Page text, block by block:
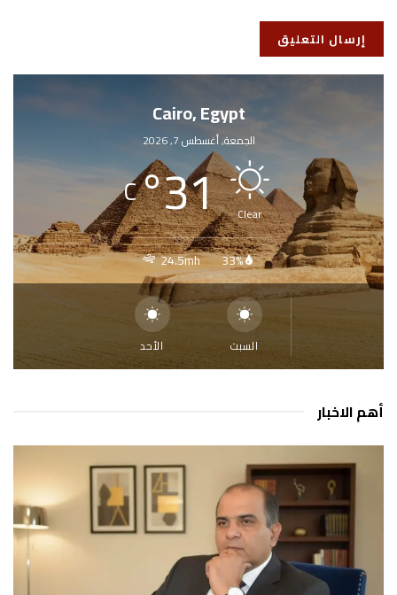
Cairo, Egypt
الجمعة, أغسطس 7, 2026
Clear
31
°
C
33%
24.5mh
السبت الأحد
أهم الاخبار